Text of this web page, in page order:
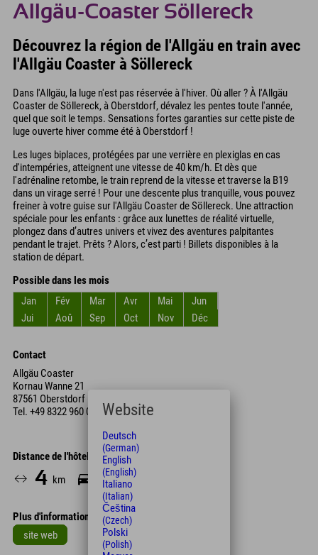
Allgäu-Coaster Söllereck
Découvrez la région de l'Allgäu en train avec
l'Allgäu Coaster à Söllereck
Dans l'Allgäu, la luge n'est pas réservée à l'hiver. Où aller ? À l'Allgäu
Coaster de Söllereck, à Oberstdorf, dévalez les pentes toute l'année,
quel que soit le temps. Sensations fortes garanties sur cette piste de
luge ouverte hiver comme été à Oberstdorf !
Les luges biplaces, protégées par une verrière en plexiglas en cas
d'intempéries, atteignent une vitesse de 40 km/h. Et dès que
l'adrénaline retombe, le train reprend de la vitesse et traverse la B19
dans un virage serré ! Pour une descente plus tranquille, vous pouvez
freiner à votre guise sur l'Allgäu Coaster de Söllereck. Une attraction
spéciale pour les enfants : grâce aux lunettes de réalité virtuelle,
plongez dans d’autres univers et vivez des aventures palpitantes
pendant le trajet. Prêts ? Alors, c’est parti ! Billets disponibles à la
station de départ.
Possible dans les mois
Jan
Fév Mar Avr Mai
Jun
Jui
Aoû Sep Oct Nov Déc
Contact
Allgäu Coaster
Kornau Wanne 21
87561 Oberstdorf
Tel. +49 8322 960 00
Distance de l'hôtel
4 km 7 Min.
Plus d'informations
site web
Website
Deutsch
(German)
English
(English)
Italiano
(Italian)
Čeština
(Czech)
Polski
(Polish)